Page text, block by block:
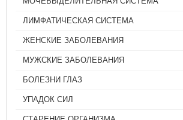
ЛИМФАТИЧЕСКАЯ СИСТЕМА
ЖЕНСКИЕ ЗАБОЛЕВАНИЯ
МУЖСКИЕ ЗАБОЛЕВАНИЯ
БОЛЕЗНИ ГЛАЗ
УПАДОК СИЛ